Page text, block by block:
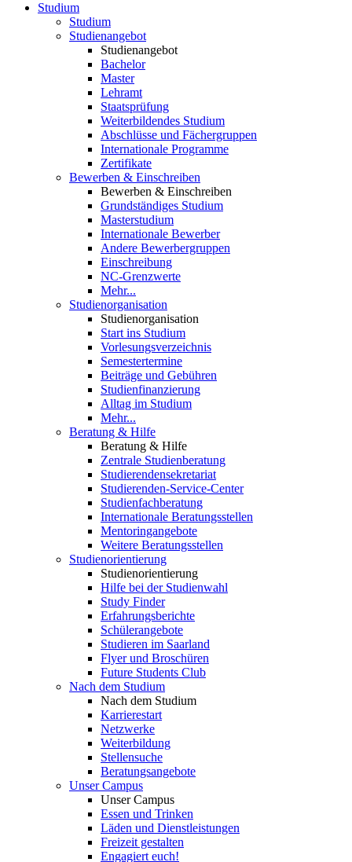
Studium
Studium
Studienangebot
Studienangebot
Bachelor
Master
Lehramt
Staatsprüfung
Weiterbildendes Studium
Abschlüsse und Fächergruppen
Internationale Programme
Zertifikate
Bewerben & Einschreiben
Bewerben & Einschreiben
Grundständiges Studium
Masterstudium
Internationale Bewerber
Andere Bewerbergruppen
Einschreibung
NC-Grenzwerte
Mehr...
Studienorganisation
Studienorganisation
Start ins Studium
Vorlesungsverzeichnis
Semestertermine
Beiträge und Gebühren
Studienfinanzierung
Alltag im Studium
Mehr...
Beratung & Hilfe
Beratung & Hilfe
Zentrale Studienberatung
Studierendensekretariat
Studierenden-Service-Center
Studienfachberatung
Internationale Beratungsstellen
Mentoringangebote
Weitere Beratungsstellen
Studienorientierung
Studienorientierung
Hilfe bei der Studienwahl
Study Finder
Erfahrungsberichte
Schülerangebote
Studieren im Saarland
Flyer und Broschüren
Future Students Club
Nach dem Studium
Nach dem Studium
Karrierestart
Netzwerke
Weiterbildung
Stellensuche
Beratungsangebote
Unser Campus
Unser Campus
Essen und Trinken
Läden und Dienstleistungen
Freizeit gestalten
Engagiert euch!